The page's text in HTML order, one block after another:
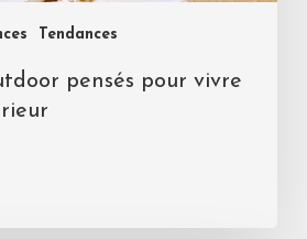
Tendances
pensés pour vivre